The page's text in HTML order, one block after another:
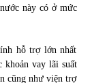
này có ở mức
hỗ trợ lớn nhất
khoản vay lãi suất
cũng như viện trợ